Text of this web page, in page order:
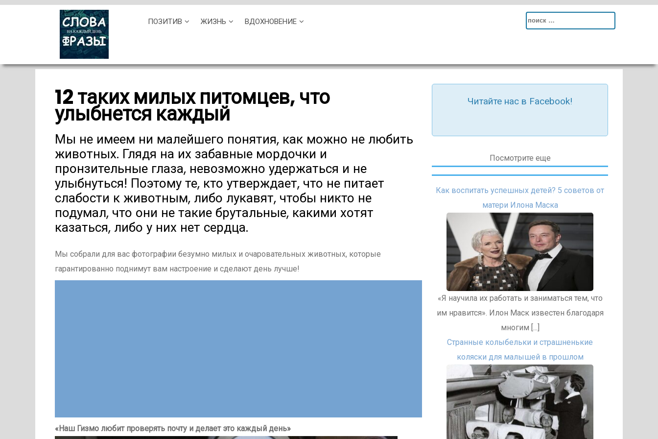
ПОЗИТИВ ЖИЗНЬ ВДОХНОВЕНИЕ
Search
12 таких милых питомцев, что
улыбнется каждый
Мы не имеем ни малейшего понятия, как можно не любить
животных. Глядя на их забавные мордочки и
пронзительные глаза, невозможно удержаться и не
улыбнуться! Поэтому те, кто утверждает, что не питает
слабости к животным, либо лукавят, чтобы никто не
подумал, что они не такие брутальные, какими хотят
казаться, либо у них нет сердца.
Мы собрали для вас фотографии безумно милых и очаровательных животных, которые
гарантированно поднимут вам настроение и сделают день лучше!
«Наш Гизмо любит проверять почту и делает это каждый день»
Читайте нас в Facebook!
Посмотрите еще
Как воспитать успешных детей? 5 советов от
матери Илона Маска
«Я научила их работать и заниматься тем, что
им нравится». Илон Маск известен благодаря
многим [...]
Странные колыбельки и страшненькие
коляски для малышей в прошлом